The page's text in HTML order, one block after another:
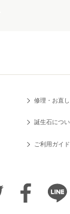
修理・お直
誕生石につ
ご利用ガイド